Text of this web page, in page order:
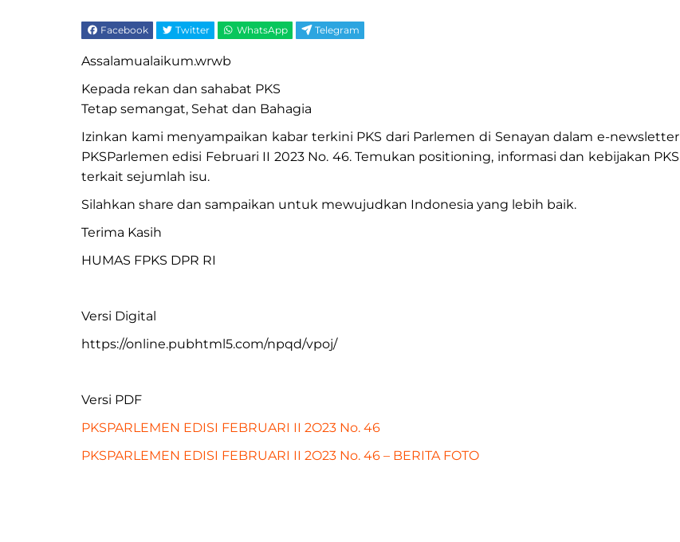
Facebook Twitter WhatsApp Telegram
Assalamualaikum.wrwb
Kepada rekan dan sahabat PKS
Tetap semangat, Sehat dan Bahagia
Izinkan kami menyampaikan kabar terkini PKS dari Parlemen di Senayan dalam e-newsletter
PKSParlemen edisi Februari II 2023 No. 46. Temukan positioning, informasi dan kebijakan PKS
terkait sejumlah isu.
Silahkan share dan sampaikan untuk mewujudkan Indonesia yang lebih baik.
Terima Kasih
HUMAS FPKS DPR RI
Versi Digital
https://online.pubhtml5.com/npqd/vpoj/
Versi PDF
PKSPARLEMEN EDISI FEBRUARI II 2O23 No. 46
PKSPARLEMEN EDISI FEBRUARI II 2O23 No. 46 – BERITA FOTO